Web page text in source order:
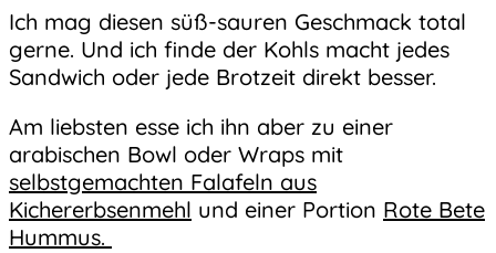
Ich mag diesen süß-sauren Geschmack total
gerne. Und ich finde der Kohls macht jedes
Sandwich oder jede Brotzeit direkt besser.
Am liebsten esse ich ihn aber zu einer
arabischen Bowl oder Wraps mit
selbstgemachten Falafeln aus
Kichererbsenmehl und einer Portion Rote Bete
Hummus.